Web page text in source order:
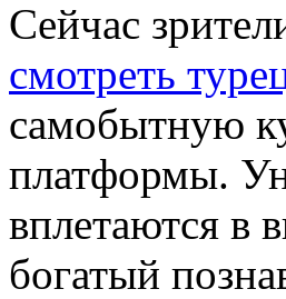
Сейчас
смотреть
самобытную
платформы.
вплетаются в
богатый